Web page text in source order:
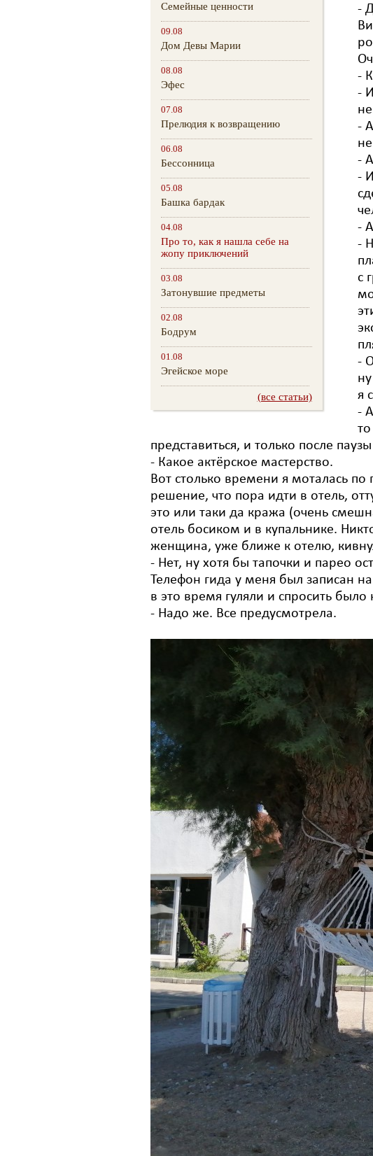
(все статьи)
Семейные ценности
09.08
Дом Девы Марии
08.08
Эфес
07.08
Прелюдия к возвращению
06.08
Бессонница
05.08
Башка бардак
04.08
Про то, как я нашла себе на
жопу приключений
03.08
Затонувшие предметы
02.08
Бодрум
01.08
Эгейское море
-
-
-
-
-
-
-
-
с
-
я
-
представиться, и только после
- Какое актёрское мастерство.
Вот столько времени я моталась
решение, что пора идти в отель,
это или таки да кража (очень
отель босиком и в купальнике.
женщина, уже ближе к отелю,
- Нет, ну хотя бы тапочки и парео
Телефон гида у меня был записан
в это время гуляли и спросить было
- Надо же. Все предусмотрела.